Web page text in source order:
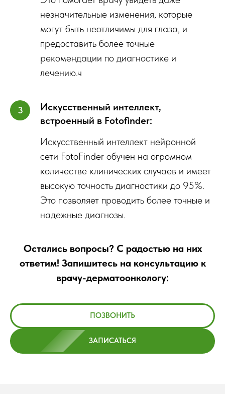
незначительные изменения, которые
могут быть неотличимы для глаза, и
предоставить более точные
рекомендации по диагностике и
лечению.ч
Искусственный интеллект,
встроенный в Fotofinder:
Искусственный интеллект нейронной
сети FotoFinder обучен на огромном
количестве клинических случаев и имеет
высокую точность диагностики до 95%.
Это позволяет проводить более точные и
надежные диагнозы.
Остались вопросы? С радостью на них
ответим! Запишитесь на консультацию к
врачу-дерматоонкологу:
ПОЗВОНИТЬ
ЗАПИСАТЬСЯ